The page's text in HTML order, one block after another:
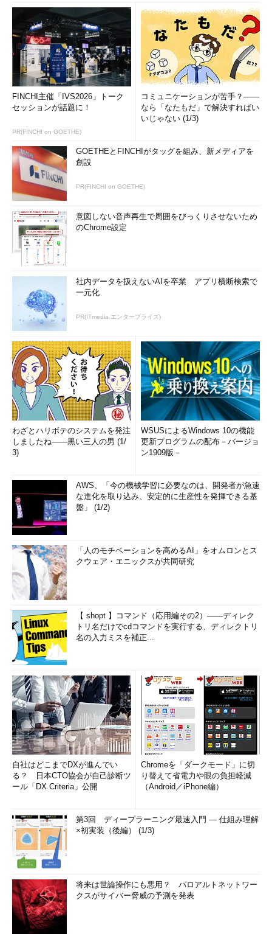
FINCHI主催「IVS2026」トーク
セッションが話題に！
PR(FINCHI on GOETHE)
コミュニケーションが苦手？――
なら「なたもだ」で解決すればい
いじゃない (1/3)
GOETHEとFINCHIがタッグを組み、新メディアを
創設
PR(FINCHI on GOETHE)
意図しない音声再生で周囲をびっくりさせないため
のChrome設定
社内データを扱えないAIを卒業 アプリ横断検索で
一元化
PR(ITmedia エンタープライズ)
わざとハリボテのシステムを発注
しましたね――黒い三人の男 (1/
3)
WSUSによるWindows 10の機能
更新プログラムの配布－バージョ
ン1909版－
AWS、「今の機械学習に必要なのは、開発者が急速
な進化を取り込み、安定的に生産性を発揮できる基
盤」 (1/2)
「人のモチベーションを高めるAI」をオムロンとス
クウェア・エニックスが共同研究
【 shopt 】コマンド（応用編その2）――ディレク
トリ名だけでcdコマンドを実行する、ディレクトリ
名の入力ミスを補正...
自社はどこまでDXが進んでい
る？ 日本CTO協会が自己診断ツ
ール「DX Criteria」公開
Chromeを「ダークモード」に切
り替えて省電力や眼の負担軽減
（Android／iPhone編）
第3回 ディープラーニング最速入門 ― 仕組み理解
×初実装（後編） (1/3)
将来は世論操作にも悪用？ パロアルトネットワー
クスがサイバー脅威の予測を発表